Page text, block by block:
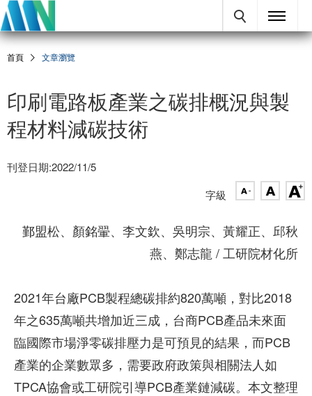
首頁 文章瀏覽
印刷電路板產業之碳排概況與製
程材料減碳技術
刊登日期:2022/11/5
字級
鄞盟松、顏銘翬、李文欽、吳明宗、黃耀正、邱秋
燕、鄭志龍 / 工研院材化所
2021年台廠PCB製程總碳排約820萬噸，對比2018
年之635萬噸共增加近三成，台商PCB產品未來面
臨國際市場淨零碳排壓力是可預見的結果，而PCB
產業的企業數眾多，需要政府政策與相關法人如
TPCA協會或工研院引導PCB產業鏈減碳。本文整理